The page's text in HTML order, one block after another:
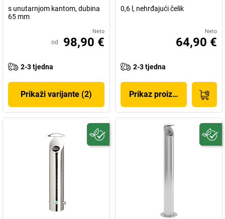
s unutarnjom kantom, dubina
65 mm
Neto
od 98,90 €
2-3 tjedna
Prikaži varijante (2)
0,6 l, nehrđajući čelik
Neto
64,90 €
2-3 tjedna
Prikaz proizvoda